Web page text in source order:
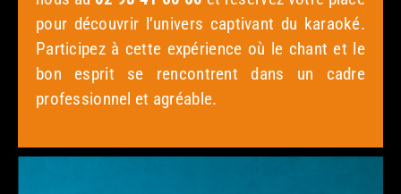
pour découvrir l’univers captivant du karaoké.
Participez à cette expérience où le chant et le
bon esprit se rencontrent dans un cadre
professionnel et agréable.